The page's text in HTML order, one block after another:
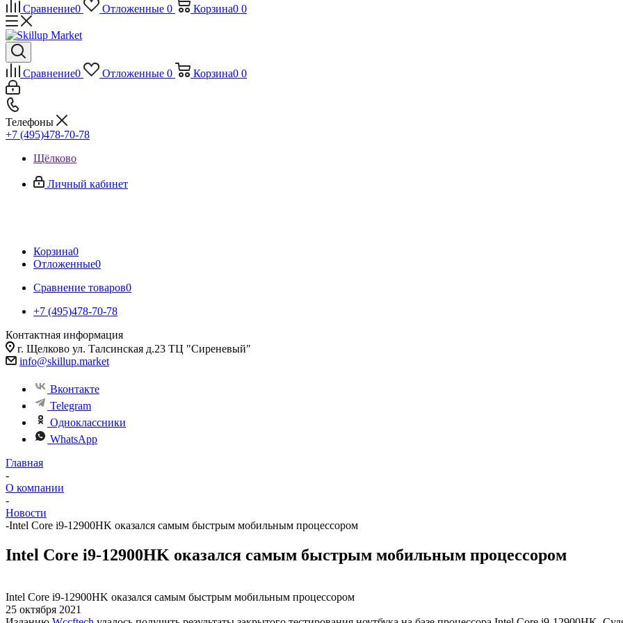
Сравнение0 Отложенные 0 Корзина0 0
Сравнение0 Отложенные 0 Корзина0 0
Телефоны
+7 (495)478-70-78
Щёлково
Личный кабинет
Корзина0
Отложенные0
Сравнение товаров0
+7 (495)478-70-78
Контактная информация
г. Щелково ул. Талсинская д.23 ТЦ "Сиреневый"
info@skillup.market
Вконтакте
Telegram
Одноклассники
WhatsApp
Главная
-
О компании
-
Новости
-Intel Core i9-12900HK оказался самым быстрым мобильным процессором
Intel Core i9-12900HK оказался самым быстрым мобильным процессором
Intel Core i9-12900HK оказался самым быстрым мобильным процессором
25 октября 2021